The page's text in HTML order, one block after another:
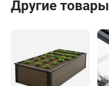
Другие товары